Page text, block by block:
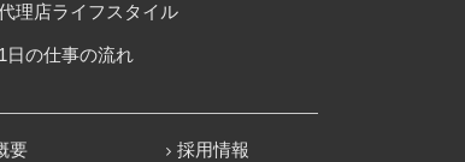
理店ライフスタイル
1日の仕事の流れ
要 採用情報